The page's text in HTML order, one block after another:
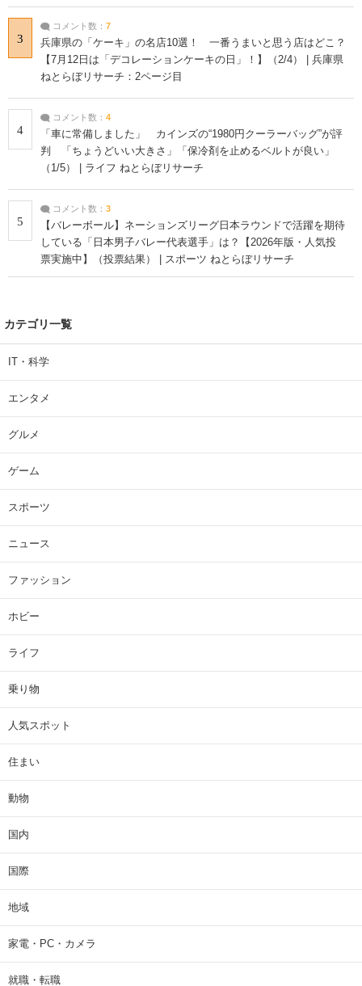
3
コメント数： 7
兵庫県の「ケーキ」の名店10選！ 一番うまいと思う店はどこ？
【7月12日は「デコレーションケーキの日」！】（2/4） | 兵庫県
ねとらぼリサーチ：2ページ目
4
コメント数： 4
「車に常備しました」 カインズの“1980円クーラーバッグ”が評
判 「ちょうどいい大きさ」「保冷剤を止めるベルトが良い」
（1/5） | ライフ ねとらぼリサーチ
5
コメント数： 3
【バレーボール】ネーションズリーグ日本ラウンドで活躍を期待
している「日本男子バレー代表選手」は？【2026年版・人気投
票実施中】（投票結果） | スポーツ ねとらぼリサーチ
カテゴリ一覧
IT・科学
エンタメ
グルメ
ゲーム
スポーツ
ニュース
ファッション
ホビー
ライフ
乗り物
人気スポット
住まい
動物
国内
国際
地域
家電・PC・カメラ
就職・転職